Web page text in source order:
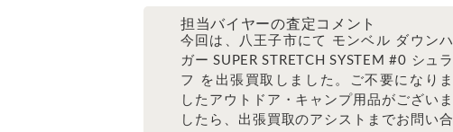
担当バイヤーの査定コメント
今回は、八王子市にて モンベル ダウンハ
ガー SUPER STRETCH SYSTEM #0 シュラ
フ を出張買取しました。ご不要になりま
したアウトドア・キャンプ用品がございま
したら、出張買取のアシストまでお問い合